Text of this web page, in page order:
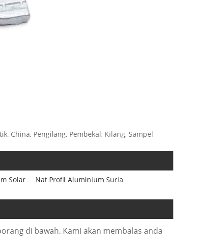
China, Pengilang, Pembekal, Kilang, Sampel
Solar
Nat Profil Aluminium Suria
di bawah. Kami akan membalas anda